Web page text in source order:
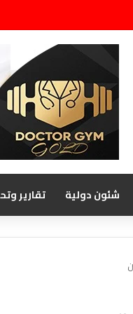
شئون دولية تقارير